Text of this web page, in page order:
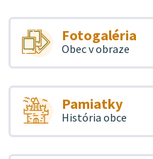
Fotogaléria
Obec v obraze
Pamiatky
História obce